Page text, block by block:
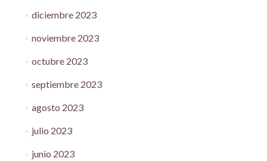
diciembre 2023
noviembre 2023
octubre 2023
septiembre 2023
agosto 2023
julio 2023
junio 2023